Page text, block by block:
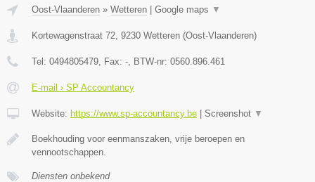
Oost-Vlaanderen » Wetteren Google maps ▼
Kortewagenstraat 72 9230 Wetteren (Oost-Vlaanderen)
Tel: 0494805479 , Fax: - , BTW-nr: 0560.896.461
E-mail › SP Accountancy
Website: https://www.sp-accountancy.be Screenshot ▼
Boekhouding voor eenmanszaken, vrije beroepen en
vennootschappen.
Diensten onbekend